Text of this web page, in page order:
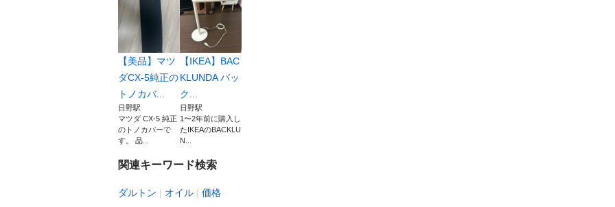
【美品】マツ
ダCX-5純正の
トノカバ...
日野駅
マツダ CX-5 純正
のトノカバーで
す。 品...
【IKEA】BAC
KLUNDA バッ
ク...
日野駅
1〜2年前に購入し
たIKEAのBACKLU
N...
関連キーワード検索
ダルトン オイル 価格